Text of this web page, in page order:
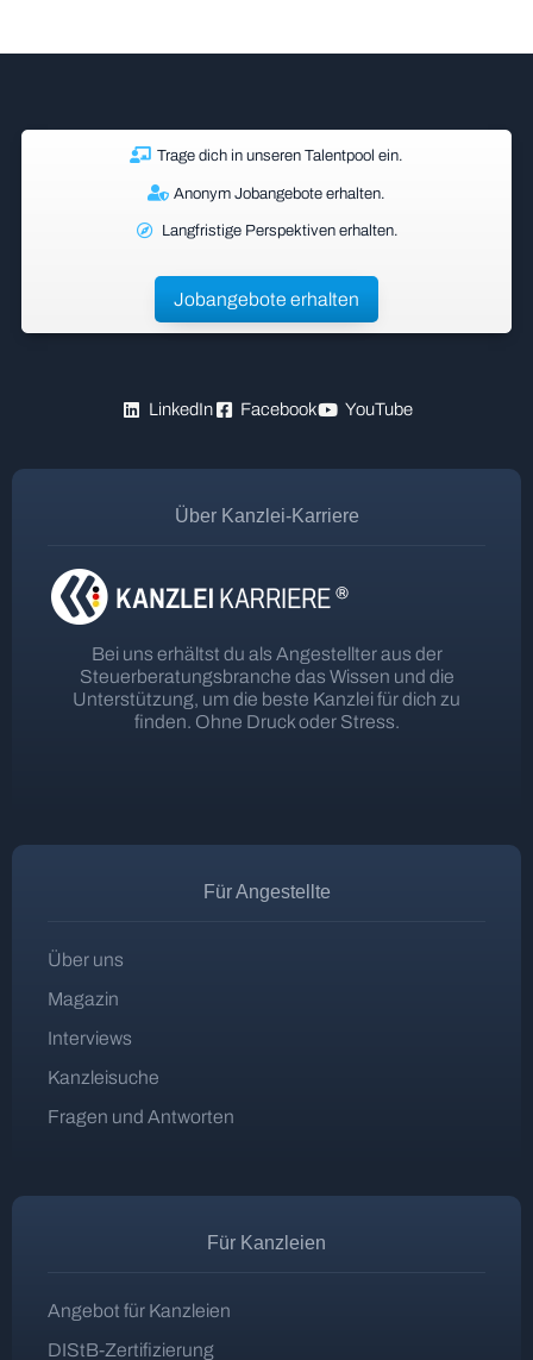
Trage dich in unseren Talentpool ein.
Anonym Jobangebote erhalten.
Langfristige Perspektiven erhalten.
Jobangebote erhalten
LinkedIn Facebook YouTube
Über Kanzlei-Karriere
Bei uns erhältst du als Angestellter aus der
Steuerberatungsbranche das Wissen und die
Unterstützung, um die beste Kanzlei für dich zu
finden. Ohne Druck oder Stress.
Für Angestellte
Über uns
Magazin
Interviews
Kanzleisuche
Fragen und Antworten
Für Kanzleien
Angebot für Kanzleien
DIStB-Zertifizierung